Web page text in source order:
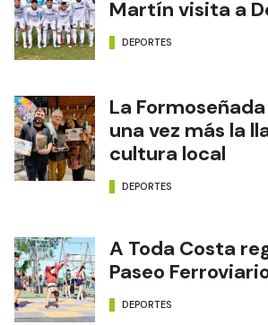
Martín visita a
DEPORTES
La
una vez más la
cultura local
DEPORTES
A Toda Costa
Paseo
DEPORTES